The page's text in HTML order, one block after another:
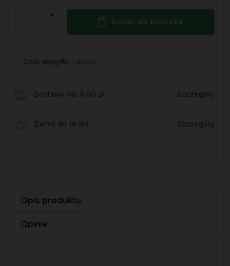
+
Dodaj do koszyka
Czas wysyłki: 1 dzień
Dostawy od: 11,00 zł Szczegóły
Zwrot do 14 dni Szczegóły
Opis produktu
Opinie